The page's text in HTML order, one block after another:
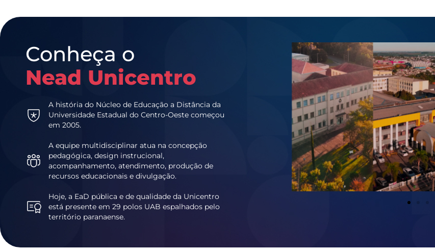
Conheça o
Nead Unicentro
A história do Núcleo de Educação a Distância da
Universidade Estadual do Centro-Oeste começou
em 2005.
A equipe multidisciplinar atua na concepção
pedagógica, design instrucional,
acompanhamento, atendimento, produção de
recursos educacionais e divulgação.
Hoje, a EaD pública e de qualidade da Unicentro
está presente em 29 polos UAB espalhados pelo
território paranaense.